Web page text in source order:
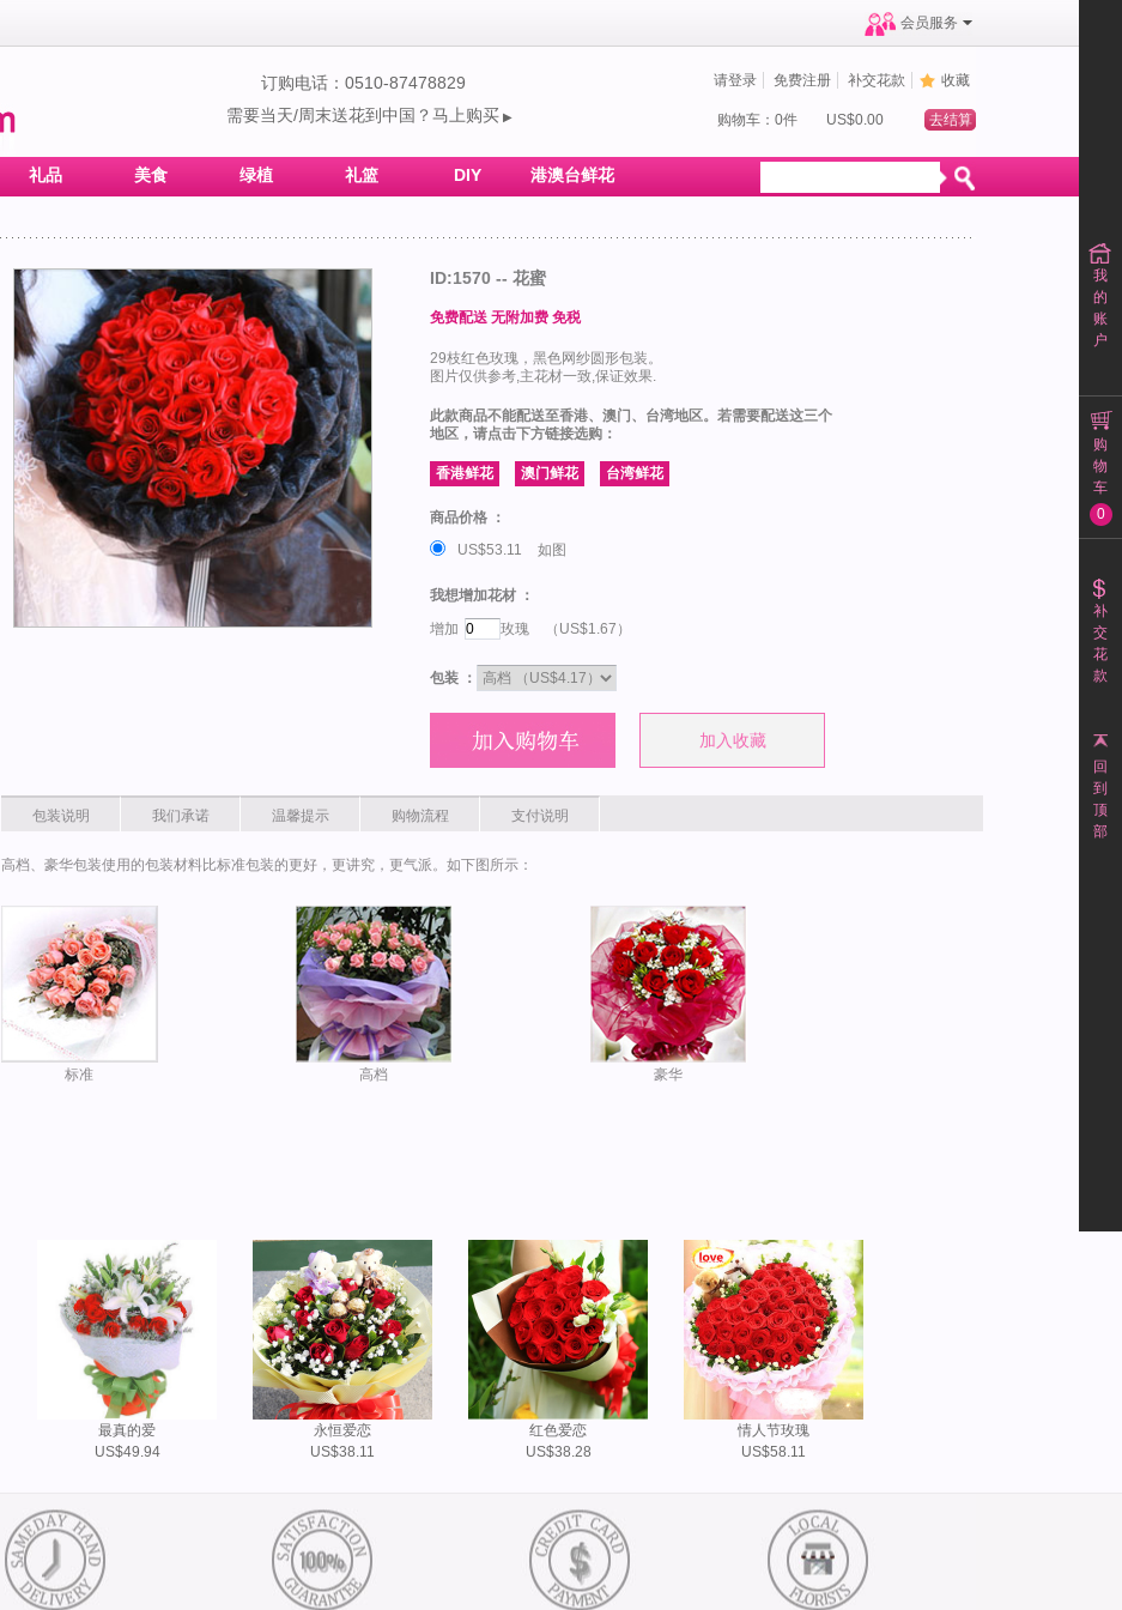
我
的
账
户
购
物
车
0
补
交
花
款
回
到
顶
部
会员服务
订购电话：0510-87478829
需要当天/周末送花到中国？马上购买 ▶
请登录 免费注册 补交花款 收藏
购物车：0件 US$0.00 去结算
礼品 美食 绿植 礼篮 DIY 港澳台鲜花
ID:1570 -- 花蜜
免费配送 无附加费 免税
29枝红色玫瑰，黑色网纱圆形包装。
图片仅供参考,主花材一致,保证效果.
此款商品不能配送至香港、澳门、台湾地区。若需要配送这三个
地区，请点击下方链接选购：
商品价格 ：
US$53.11
如图
我想增加花材 ：
增加
玫瑰 （US$1.67 ）
包装 ：
包装说明 我们承诺 温馨提示 购物流程 支付说明
高档、豪华包装使用的包装材料比标准包装的更好，更讲究，更气派。如下图所示：
标准 高档 豪华
最真的爱
US$49.94
永恒爱恋
US$38.11
红色爱恋
US$38.28
情人节玫瑰
US$58.11